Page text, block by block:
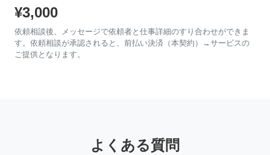
¥3,000
依頼相談後、メッセージで依頼者と仕事詳細のすり合わせができま
す。依頼相談が承認されると、前払い決済（本契約）→サービスの
ご提供となります。
よくある質問